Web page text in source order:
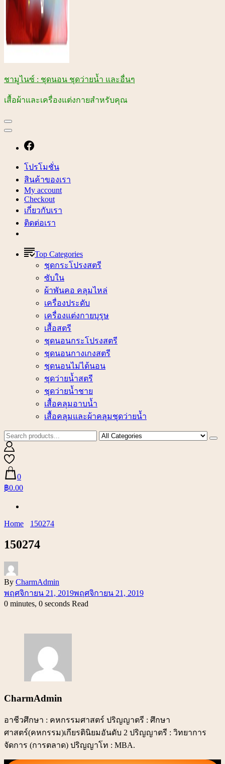
ชามูไนซ์ : ชุดนอน ชุดว่ายน้ำ และอื่นๆ
เสื้อผ้าและเครื่องแต่งกายสำหรับคุณ
โปรโมชั่น
สินค้าของเรา
My account
Checkout
เกี่ยวกับเรา
ติดต่อเรา
Top Categories
ชุดกระโปรงสตรี
ซับใน
ผ้าพันคอ คลุมไหล่
เครื่องประดับ
เครื่องแต่งกายบุรุษ
เสื้อสตรี
ชุดนอนกระโปรงสตรี
ชุดนอนกางเกงสตรี
ชุดนอนไม่ได้นอน
ชุดว่ายน้ำสตรี
ชุดว่ายน้ำชาย
เสื้อคลุมอาบน้ำ
เสื้อคลุมและผ้าคลุมชุดว่ายน้ำ
0
฿0.00
Home 150274
150274
By CharmAdmin
พฤศจิกายน 21, 2019พฤศจิกายน 21, 2019
0 minutes, 0 seconds Read
CharmAdmin
อาชีวศึกษา : คหกรรมศาสตร์ ปริญญาตรี : ศึกษา
ศาสตร์(คหกรรม)เกียรตินิยมอันดับ 2 ปริญญาตรี : วิทยาการ
จัดการ (การตลาด) ปริญญาโท : MBA.